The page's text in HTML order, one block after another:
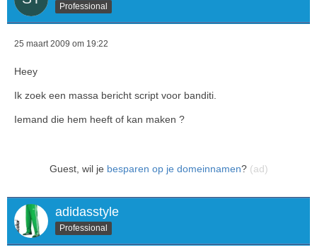
Professional
25 maart 2009 om 19:22
Heey
Ik zoek een massa bericht script voor banditi.
Iemand die hem heeft of kan maken ?
Guest, wil je besparen op je domeinnamen? (ad)
adidasstyle
Professional